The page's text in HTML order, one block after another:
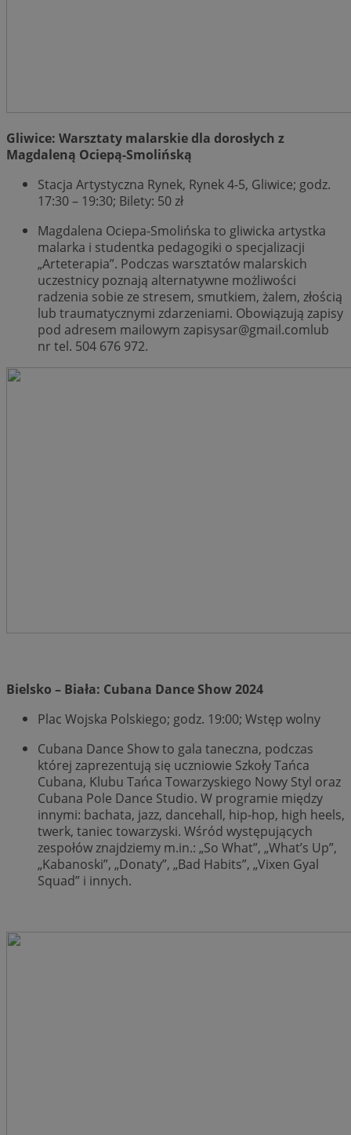
Gliwice: Warsztaty malarskie dla dorosłych z
Magdaleną Ociepą-Smolińską
Stacja Artystyczna Rynek, Rynek 4-5, Gliwice; godz.
17:30 – 19:30; Bilety: 50 zł
Magdalena Ociepa-Smolińska to gliwicka artystka
malarka i studentka pedagogiki o specjalizacji
„Arteterapia”. Podczas warsztatów malarskich
uczestnicy poznają alternatywne możliwości
radzenia sobie ze stresem, smutkiem, żalem, złością
lub traumatycznymi zdarzeniami. Obowiązują zapisy
pod adresem mailowym zapisysar@gmail.comlub
nr tel. 504 676 972.
Bielsko – Biała: Cubana Dance Show 2024
Plac Wojska Polskiego; godz. 19:00; Wstęp wolny
Cubana Dance Show to gala taneczna, podczas
której zaprezentują się uczniowie Szkoły Tańca
Cubana, Klubu Tańca Towarzyskiego Nowy Styl oraz
Cubana Pole Dance Studio. W programie między
innymi: bachata, jazz, dancehall, hip-hop, high heels,
twerk, taniec towarzyski. Wśród występujących
zespołów znajdziemy m.in.: „So What”, „What’s Up”,
„Kabanoski”, „Donaty”, „Bad Habits”, „Vixen Gyal
Squad” i innych.